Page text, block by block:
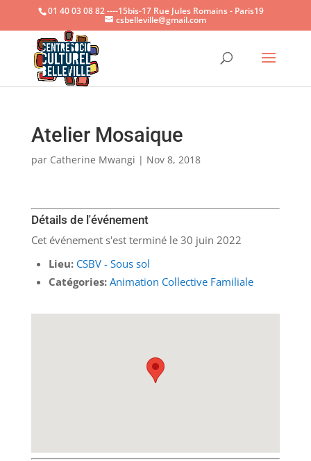
Ouvrir
01 40 03 08 82 ----15bis-17 Rue Jules Romains - Paris19
csbelleville@gmail.com
Atelier Mosaique
par Catherine Mwangi | Nov 8, 2018
Détails de l'événement
Cet événement s'est terminé le 30 juin 2022
Lieu: CSBV - Sous sol
Catégories: Animation Collective Familiale